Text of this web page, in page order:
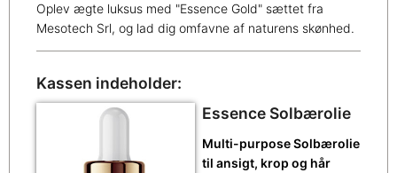
Oplev ægte luksus med "Essence Gold" sættet fra
Mesotech Srl, og lad dig omfavne af naturens skønhed.
Kassen indeholder:
Essence Solbærolie
Multi-purpose Solbærolie
til ansigt, krop og hår